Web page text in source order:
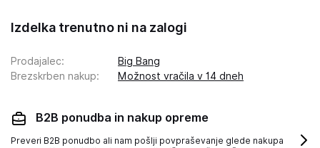
Izdelka trenutno ni na zalogi
Prodajalec:
Big Bang
Brezskrben nakup: Možnost vračila v 14 dneh
B2B ponudba in nakup opreme
Preveri B2B ponudbo ali nam pošlji povpraševanje glede nakupa